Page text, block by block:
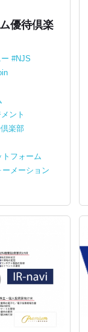
優待倶楽
NJS
ント
楽部
フォーム
メーション